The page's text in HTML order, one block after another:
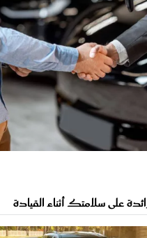
على سلامتك أثناء القيادة